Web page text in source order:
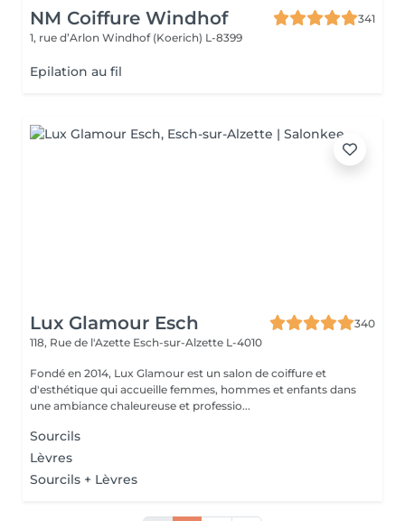
NM Coiffure Windhof
341
1, rue d’Arlon Windhof (Koerich) L-8399
Epilation au fil
Lux Glamour Esch
340
118, Rue de l'Azette Esch-sur-Alzette L-4010
Fondé en 2014, Lux Glamour est un salon de coiffure et
d'esthétique qui accueille femmes, hommes et enfants dans
une ambiance chaleureuse et professio...
Sourcils
Lèvres
Sourcils + Lèvres